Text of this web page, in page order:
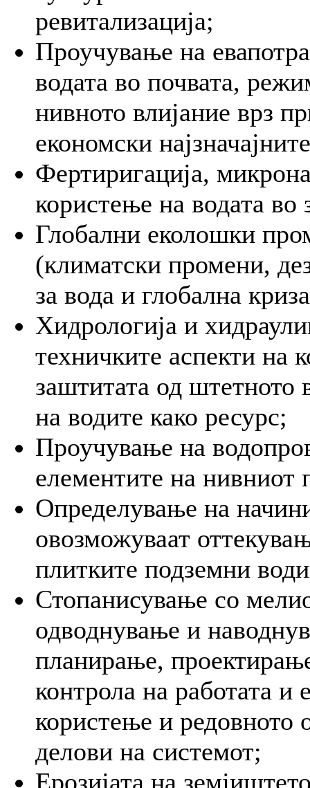
ревитализација;
Проучување на
водата во почвата,
нивното влијание врз
економски
Фертиригација,
користење на водата во
Глобални еколошки
(климатски промени,
за вода и глобална
Хидрологија и
техничките аспекти на
заштитата од штетното
на водите како ресурс;
Проучување на
елементите на нивниот
Определување на
овозможуваат
плитките подземни
Стопанисување со
одводнување и
планирање,
контрола на работата и
користење и редовното
делови на системот;
Ерозијата на